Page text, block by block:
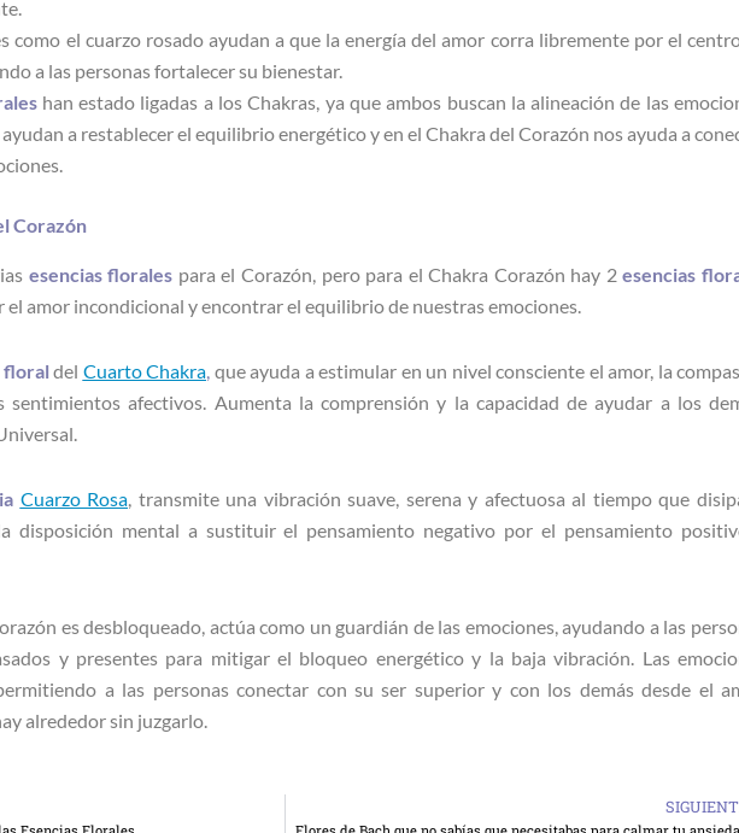
como el cuarzo rosado ayudan a que la energía del amor corra libremente por el
a las personas fortalecer su bienestar.
han estado ligadas a los Chakras, ya que ambos buscan la alineación de las
ayudan a restablecer el equilibrio energético y en el Chakra del Corazón nos ayuda a
Corazón
esencias florales para el Corazón, pero para el Chakra Corazón hay 2esencias
el amor incondicional y encontrar el equilibrio de nuestras emociones.
floral del Cuarto Chakra, que ayuda a estimular en un nivel consciente el amor, la
afectivos. Aumenta la comprensión y la capacidad de ayudar a los
Cuarzo Rosa, transmite una vibración suave, serena y afectuosa al tiempo que
disposición mental a sustituir el pensamiento negativo por el pensamiento
es desbloqueado, actúa como un guardián de las emociones, ayudando a las
y presentes para mitigar el bloqueo energético y la baja vibración. Las
a las personas conectar con su ser superior y con los demás desde el
alrededor sin juzgarlo.